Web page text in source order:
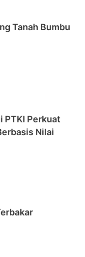
Tanah Bumbu
PTKI Perkuat
Nilai